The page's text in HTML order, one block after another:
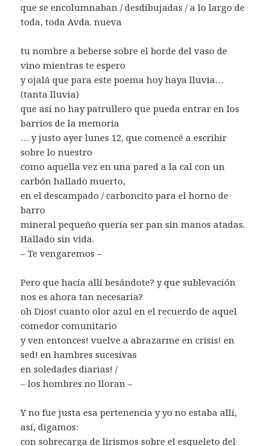
que se encolumnaban / desdibujadas / a lo largo de
toda, toda Avda. nueva
tu nombre a beberse sobre el borde del vaso de
vino mientras te espero
y ojalá que para este poema hoy haya lluvia…
(tanta lluvia)
que así no hay patrullero que pueda entrar en los
barrios de la memoria
… y justo ayer lunes 12, que comencé a escribir
sobre lo nuestro
como aquella vez en una pared a la cal con un
carbón hallado muerto,
en el descampado / carboncito para el horno de
barro
mineral pequeño quería ser pan sin manos atadas.
Hallado sin vida.
– Te vengaremos –
Pero que hacía allí besándote? y que sublevación
nos es ahora tan necesaria?
oh Dios! cuanto olor azul en el recuerdo de aquel
comedor comunitario
y ven entonces! vuelve a abrazarme en crisis! en
sed! en hambres sucesivas
en soledades diarias! /
– los hombres no lloran –
Y no fue justa esa pertenencia y yo no estaba allí,
así, digamos:
con sobrecarga de lirismos sobre el esqueleto del